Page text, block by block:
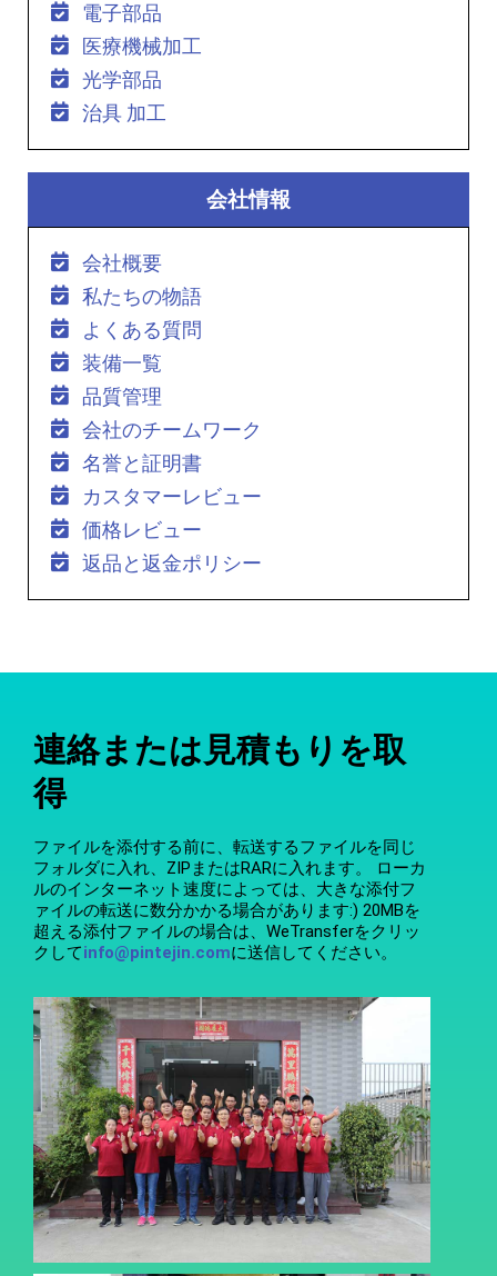
電子部品
医療機械加工
光学部品
治具 加工
会社情報
会社概要
私たちの物語
よくある質問
装備一覧
品質管理
会社のチームワーク
名誉と証明書
カスタマーレビュー
価格レビュー
返品と返金ポリシー
連絡または見積もりを取
得
ファイルを添付する前に、転送するファイルを同じ
フォルダに入れ、ZIPまたはRARに入れます。 ローカ
ルのインターネット速度によっては、大きな添付フ
ァイルの転送に数分かかる場合があります:) 20MBを
超える添付ファイルの場合は、WeTransferをクリッ
クしてinfo@pintejin.comに送信してください。